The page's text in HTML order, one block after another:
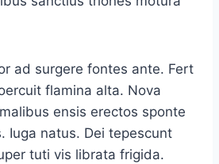
ad surgere fontes ante. Fert
flamina alta. Nova
ensis erectos sponte
Iuga natus. Dei tepescunt
tuti vis librata frigida.